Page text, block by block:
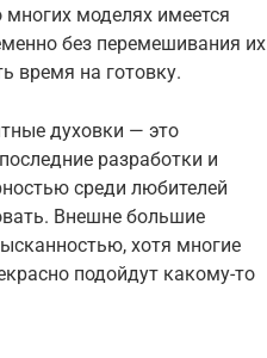
моделях имеется
без перемешивания их
время на готовку.
духовки — это
разработки и
среди любителей
Внешне большие
хотя многие
подойдут какому-то